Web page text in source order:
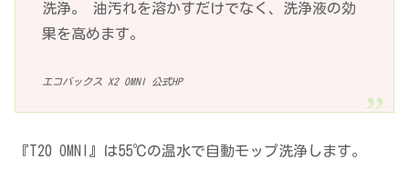
洗浄。 油汚れを溶かすだけでなく、洗浄液の効
果を高めます。
エコバックス X2 OMNI 公式HP
『T20 OMNI』は55℃の温水で自動モップ洗浄します。